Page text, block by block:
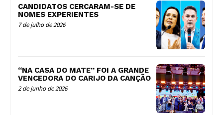
CANDIDATOS CERCARAM-SE DE
NOMES EXPERIENTES
7 de julho de 2026
“NA CASA DO MATE” FOI A GRANDE
VENCEDORA DO CARIJO DA CANÇÃO
2 de junho de 2026